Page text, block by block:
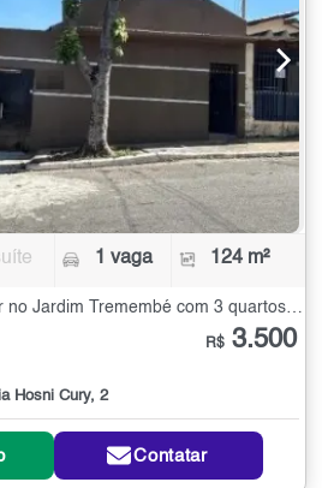
1 vaga 124 m²
Casa Térrea para Alugar no Jardim Tremembé com 3 quartos - 124 m²
Hosni Cury, 2
R$ 3.500
Contatar